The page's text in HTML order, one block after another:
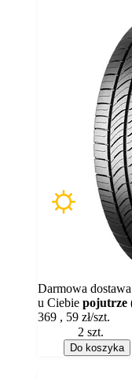
Dostępność:
Darmowa dostawa
u Ciebie pojutrze
369 , 59 zł/szt.
Do koszyka